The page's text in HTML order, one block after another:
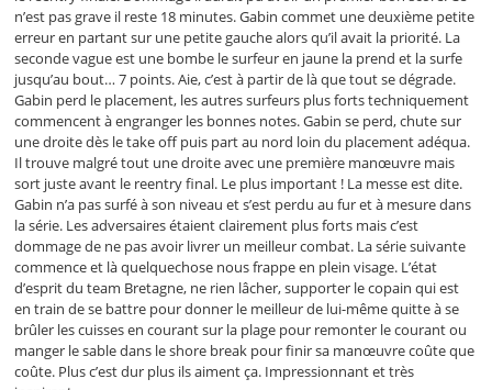
n’est pas grave il reste 18 minutes. Gabin commet une deuxième petite
erreur en partant sur une petite gauche alors qu’il avait la priorité. La
seconde vague est une bombe le surfeur en jaune la prend et la surfe
jusqu’au bout… 7 points. Aie, c’est à partir de là que tout se dégrade.
Gabin perd le placement, les autres surfeurs plus forts techniquement
commencent à engranger les bonnes notes. Gabin se perd, chute sur
une droite dès le take off puis part au nord loin du placement adéqua.
Il trouve malgré tout une droite avec une première manœuvre mais
sort juste avant le reentry final. Le plus important ! La messe est dite.
Gabin n’a pas surfé à son niveau et s’est perdu au fur et à mesure dans
la série. Les adversaires étaient clairement plus forts mais c’est
dommage de ne pas avoir livrer un meilleur combat. La série suivante
commence et là quelquechose nous frappe en plein visage. L’état
d’esprit du team Bretagne, ne rien lâcher, supporter le copain qui est
en train de se battre pour donner le meilleur de lui-même quitte à se
brûler les cuisses en courant sur la plage pour remonter le courant ou
manger le sable dans le shore break pour finir sa manœuvre coûte que
coûte. Plus c’est dur plus ils aiment ça. Impressionnant et très